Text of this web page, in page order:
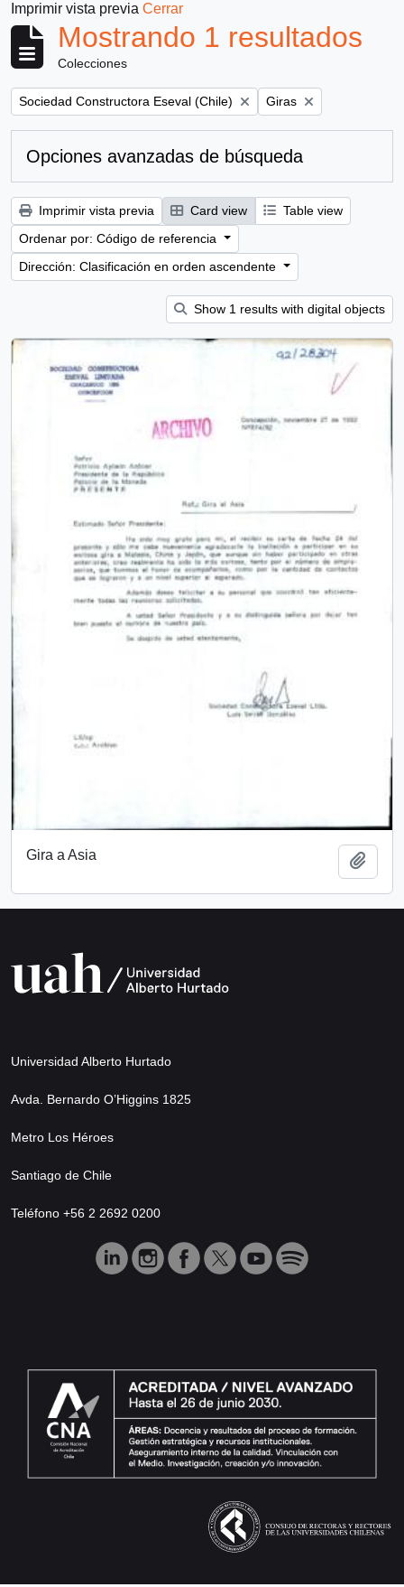
Imprimir vista previa Cerrar
Mostrando 1 resultados
Colecciones
Remove filter:
Sociedad Constructora Eseval (Chile) Remove filter:
Giras
Opciones avanzadas de búsqueda
Imprimir vista previa Card view
Table view
Ordenar por: Código de referencia
Dirección: Clasificación en orden ascendente
Show 1 results with digital objects
Gira a Asia
Universidad Alberto Hurtado
Avda. Bernardo O’Higgins 1825
Metro Los Héroes
Santiago de Chile
Teléfono +56 2 2692 0200